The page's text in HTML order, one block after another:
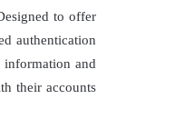
to offer
authentication
and
their accounts.